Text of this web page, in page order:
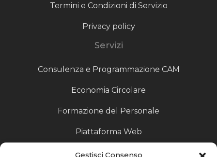
Gestisci Consenso
Termini e Condizioni di Servizio
Privacy policy
Servizi
Consulenza e Programmazione CAM
Economia Circolare
Formazione del Personale
Piattaforma Web
Scouting fornitori